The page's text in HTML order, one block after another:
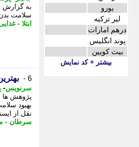
یورو
لیر ترکیه
درهم امارات
پوند انگلیس
بیت کویین
بیشتر + کد نمایش
به گزارش
سلامت
ابتلا -
6 -
سرنویس-
پژوهش ها
بهبود
نقل از
سرطان -